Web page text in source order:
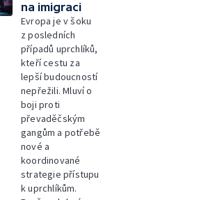
na imigraci
Evropa je v šoku
z posledních
případů uprchlíků,
kteří cestu za
lepší budoucností
nepřežili. Mluví o
boji proti
převaděčským
gangům a potřebě
nové a
koordinované
strategie přístupu
k uprchlíkům.